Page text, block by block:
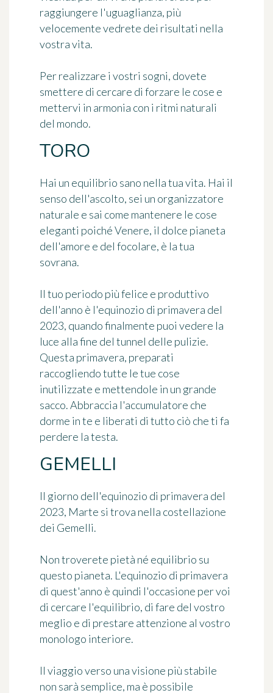
raggiungere l'uguaglianza, più
velocemente vedrete dei risultati nella
vostra vita.
Per realizzare i vostri sogni, dovete
smettere di cercare di forzare le cose e
mettervi in armonia con i ritmi naturali
del mondo.
TORO
Hai un equilibrio sano nella tua vita. Hai il
senso dell'ascolto, sei un organizzatore
naturale e sai come mantenere le cose
eleganti poiché Venere, il dolce pianeta
dell'amore e del focolare, è la tua
sovrana.
Il tuo periodo più felice e produttivo
dell'anno è l'equinozio di primavera del
2023, quando finalmente puoi vedere la
luce alla fine del tunnel delle pulizie.
Questa primavera, preparati
raccogliendo tutte le tue cose
inutilizzate e mettendole in un grande
sacco. Abbraccia l'accumulatore che
dorme in te e liberati di tutto ciò che ti fa
perdere la testa.
GEMELLI
Il giorno dell'equinozio di primavera del
2023, Marte si trova nella costellazione
dei Gemelli.
Non troverete pietà né equilibrio su
questo pianeta. L'equinozio di primavera
di quest'anno è quindi l'occasione per voi
di cercare l'equilibrio, di fare del vostro
meglio e di prestare attenzione al vostro
monologo interiore.
Il viaggio verso una visione più stabile
non sarà semplice, ma è possibile